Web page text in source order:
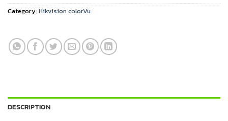
Category:Hikvision colorVu
DESCRIPTION